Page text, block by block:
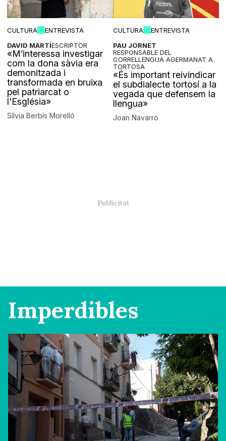
CULTURA
ENTREVISTA
DAVID MARTÍESCRIPTOR
«M’interessa investigar
com la dona sàvia era
demonitzada i
transformada en bruixa
pel patriarcat o
l'Església»
Sílvia Berbís Morelló
CULTURA
ENTREVISTA
PAU JORNET
RESPONSABLE DEL
CORRELLENGUA AGERMANAT A
TORTOSA
«És important reivindicar
el subdialecte tortosí a la
vegada que defensem la
llengua»
Joan Navarro
Imperdibles